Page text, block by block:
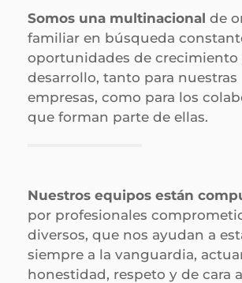
Somos una multinacional de
familiar en búsqueda
oportunidades de crecimiento
desarrollo, tanto para nuestras
empresas, como para los
que forman parte de ellas.
Nuestros equipos están
por profesionales
diversos, que nos ayudan a
siempre a la vanguardia,
honestidad, respeto y de cara